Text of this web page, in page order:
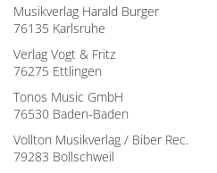
Musikverlag Harald Burger
76135 Karlsruhe
Verlag Vogt & Fritz
76275 Ettlingen
Tonos Music GmbH
76530 Baden-Baden
Vollton Musikverlag / Biber Rec.
79283 Bollschweil